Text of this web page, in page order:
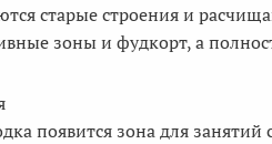
старые строения и
зоны и фудкорт, а
появится зона для